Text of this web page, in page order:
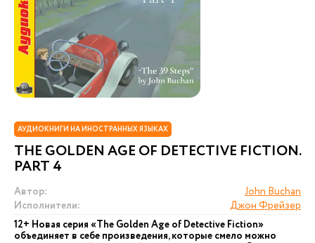
АУДИОКНИГИ НА ИНОСТРАННЫХ ЯЗЫКАХ
THE GOLDEN AGE OF DETECTIVE FICTION.
PART 4
Автор:
John Buchan
Исполнители:
Джон Фрейзер
12+ Новая серия «The Golden Age of Detective Fiction»
объединяет в себе произведения, которые смело можно